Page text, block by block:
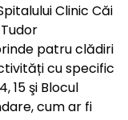
Clinic Căi
patru clădiri
cu specific
15 şi Blocul
cum ar fi